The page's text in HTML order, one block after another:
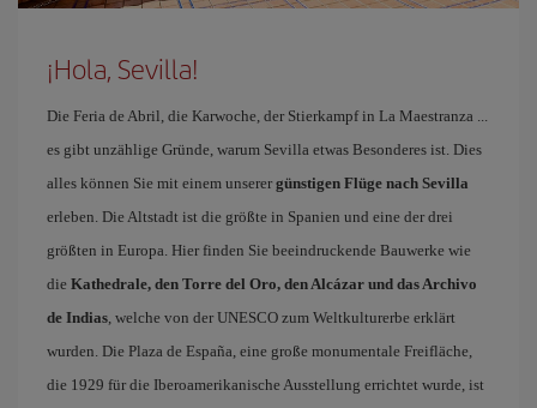
¡Hola, Sevilla!
Die Feria de Abril, die Karwoche, der Stierkampf in La Maestranza ...
es gibt unzählige Gründe, warum Sevilla etwas Besonderes ist. Dies
alles können Sie mit einem unserer günstigen Flüge nach Sevilla
erleben. Die Altstadt ist die größte in Spanien und eine der drei
größten in Europa. Hier finden Sie beeindruckende Bauwerke wie
die Kathedrale, den Torre del Oro, den Alcázar und das Archivo
de Indias, welche von der UNESCO zum Weltkulturerbe erklärt
wurden. Die Plaza de España, eine große monumentale Freifläche,
die 1929 für die Iberoamerikanische Ausstellung errichtet wurde, ist